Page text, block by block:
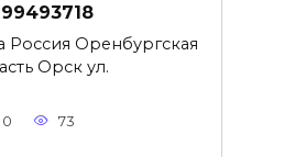
Россия Оренбургская
Орск ул.
0 73